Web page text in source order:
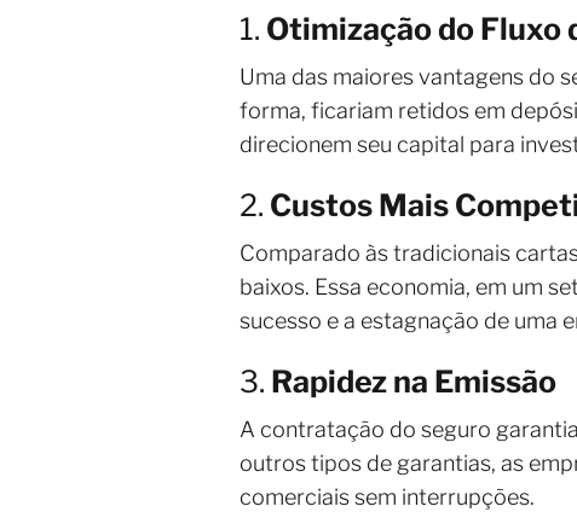
1. Otimização do Fluxo
Uma das maiores vantagens do
forma, ficariam retidos em
direcionem seu capital para
2. Custos Mais
Comparado às tradicionais
baixos. Essa economia, em um
sucesso e a estagnação de uma
3. Rapidez na Emissão
A contratação do seguro
outros tipos de garantias, as
comerciais sem interrupções.